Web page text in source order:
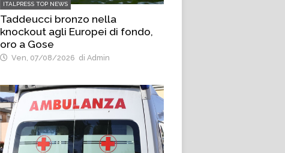
ITALPRESS TOP NEWS
Taddeucci bronzo nella
knockout agli Europei di fondo,
oro a Gose
Ven, 07/08/2026 di Admin